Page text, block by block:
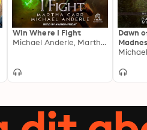
Win Where I Fight
Michael Anderle, Martha Carr
Dawn